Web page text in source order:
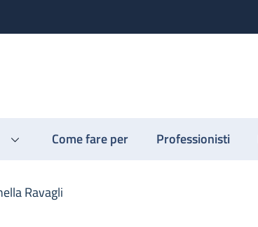
Come fare per Professionisti
Ravagli